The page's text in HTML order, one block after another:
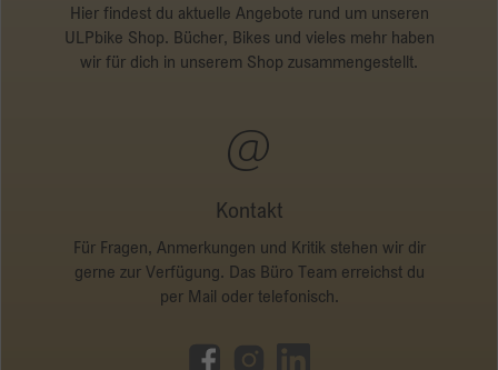
Hier findest du aktuelle Angebote rund um unseren
ULPbike Shop. Bücher, Bikes und vieles mehr haben
wir für dich in unserem Shop zusammengestellt.
Kontakt
Für Fragen, Anmerkungen und Kritik stehen wir dir
gerne zur Verfügung. Das Büro Team erreichst du
per Mail oder telefonisch.